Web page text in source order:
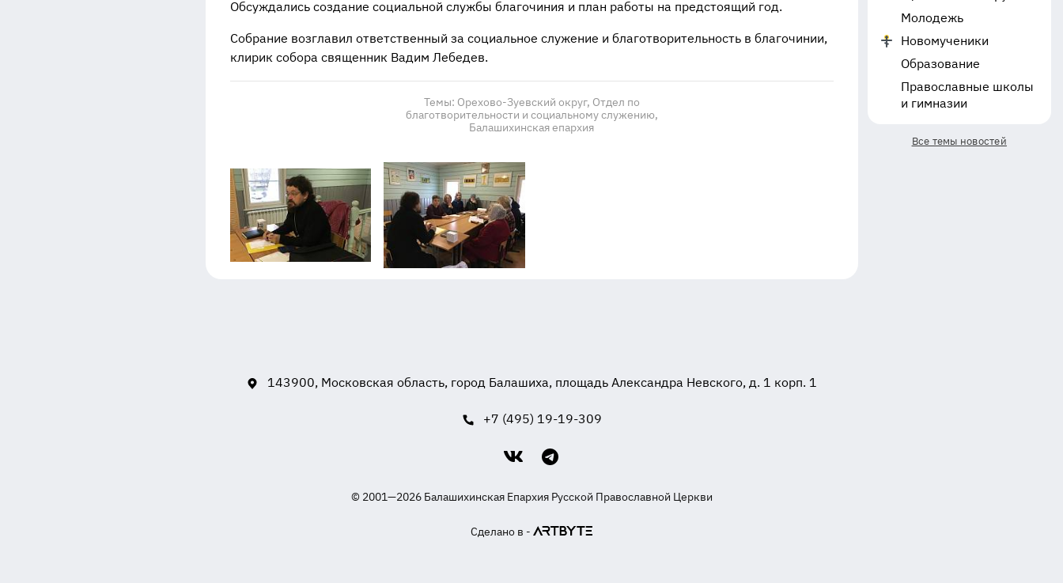
Обсуждались создание социальной службы благочиния и план работы на предстоящий год.
Собрание возглавил ответственный за социальное служение и благотворительность в благочинии,
клирик собора священник Вадим Лебедев.
Темы: Орехово-Зуевский округ, Отдел по
благотворительности и социальному служению,
Балашихинская епархия
Молодежь
Новомученики
Образование
Православные школы
и гимназии
Все темы новостей
143900, Московская область, город Балашиха, площадь Александра Невского, д. 1 корп. 1
+7 (495) 19-19-309
© 2001—2026 Балашихинская Епархия Русской Православной Церкви
Сделано в -